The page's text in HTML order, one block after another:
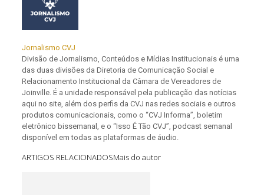
Jornalismo CVJ
Divisão de Jornalismo, Conteúdos e Mídias Institucionais é uma
das duas divisões da Diretoria de Comunicação Social e
Relacionamento Institucional da Câmara de Vereadores de
Joinville. É a unidade responsável pela publicação das notícias
aqui no site, além dos perfis da CVJ nas redes sociais e outros
produtos comunicacionais, como o “CVJ Informa”, boletim
eletrônico bissemanal, e o “Isso É Tão CVJ”, podcast semanal
disponível em todas as plataformas de áudio.
ARTIGOS RELACIONADOSMais do autor